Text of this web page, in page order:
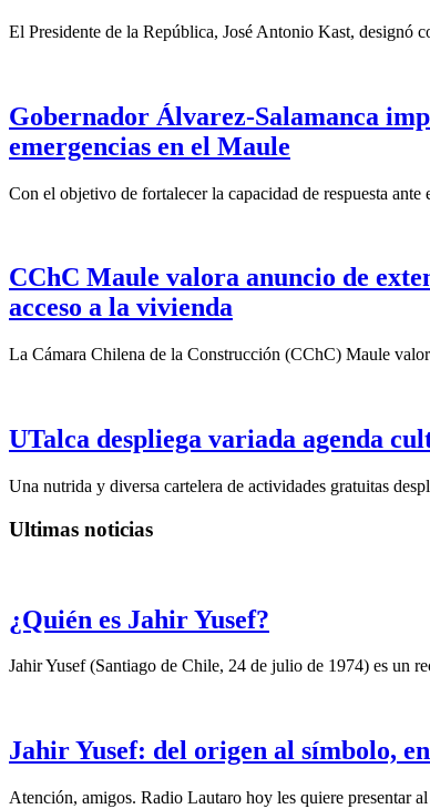
El Presidente de la República, José Antonio Kast, designó
Gobernador Álvarez-Salamanca
emergencias en el Maule
Con el objetivo de fortalecer la capacidad de respuesta
CChC Maule valora anuncio de
acceso a la vivienda
La Cámara Chilena de la Construcción (CChC) Maule
UTalca despliega variada agenda
Una nutrida y diversa cartelera de actividades gratuitas
Ultimas noticias
¿Quién es Jahir Yusef?
Jahir Yusef (Santiago de Chile, 24 de julio de 1974) es un
Jahir Yusef: del origen al símbolo, en
Atención, amigos. Radio Lautaro hoy les quiere presentar